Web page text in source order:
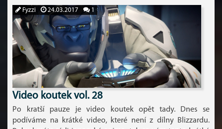
Fyzzi 24.03.2017 1
Video koutek vol. 28
Po kratší pauze je video koutek opět tady. Dnes se
podíváme na krátké video, které není z dílny Blizzardu.